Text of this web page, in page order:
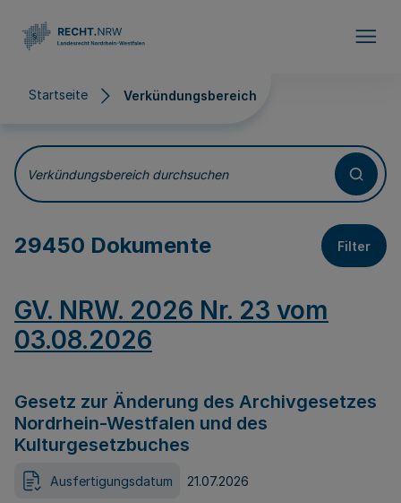
Startseite Verkündungsbereich
Verkündungsbereich
Verkündungsbereich durchsuchen
29450 Dokumente Filter
GV. NRW. 2026 Nr. 23 vom
03.08.2026
Gesetz zur Änderung des Archivgesetzes
Nordrhein-Westfalen und des
Kulturgesetzbuches
Ausfertigungsdatum 21.07.2026